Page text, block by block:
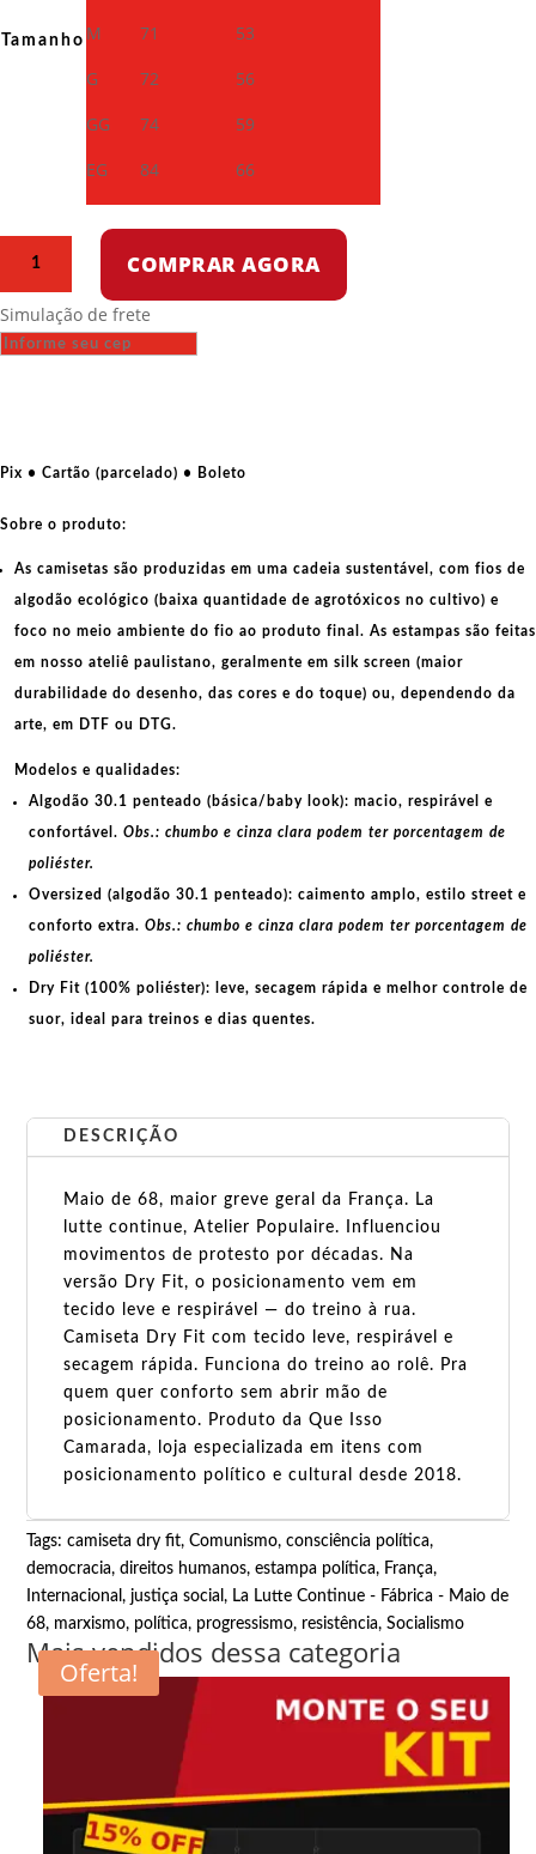
Tamanho M
71
53
G
72
56
GG
74
59
EG
84 66
-
La
Fábrica
Maio
68
quantidade
COMPRAR AGORA
Simulação de frete
Pix • Cartão (parcelado) • Boleto
Sobre o produto:
As camisetas são produzidas em uma cadeia sustentável, com fios de
algodão ecológico (baixa quantidade de agrotóxicos no cultivo) e
foco no meio ambiente do fio ao produto final. As estampas são feitas
em nosso ateliê paulistano, geralmente em silk screen (maior
durabilidade do desenho, das cores e do toque) ou, dependendo da
arte, em DTF ou DTG.
Modelos e qualidades:
Algodão 30.1 penteado (básica/baby look): macio, respirável e
confortável. Obs.: chumbo e cinza clara podem ter porcentagem de
poliéster.
Oversized (algodão 30.1 penteado): caimento amplo, estilo street e
conforto extra. Obs.: chumbo e cinza clara podem ter porcentagem de
poliéster.
Dry Fit (100% poliéster): leve, secagem rápida e melhor controle de
suor, ideal para treinos e dias quentes.
DESCRIÇÃO
Maio de 68, maior greve geral da França. La
lutte continue, Atelier Populaire. Influenciou
movimentos de protesto por décadas. Na
versão Dry Fit, o posicionamento vem em
tecido leve e respirável — do treino à rua.
Camiseta Dry Fit com tecido leve, respirável e
secagem rápida. Funciona do treino ao rolê. Pra
quem quer conforto sem abrir mão de
posicionamento. Produto da Que Isso
Camarada, loja especializada em itens com
posicionamento político e cultural desde 2018.
Tags:camiseta dry fit,Comunismo,consciência política,
democracia,direitos humanos,estampa política, França,
Internacional,justiça social, La Lutte Continue - Fábrica - Maio de
68, marxismo, política, progressismo, resistência,Socialismo
Mais vendidos dessa categoria
Oferta!